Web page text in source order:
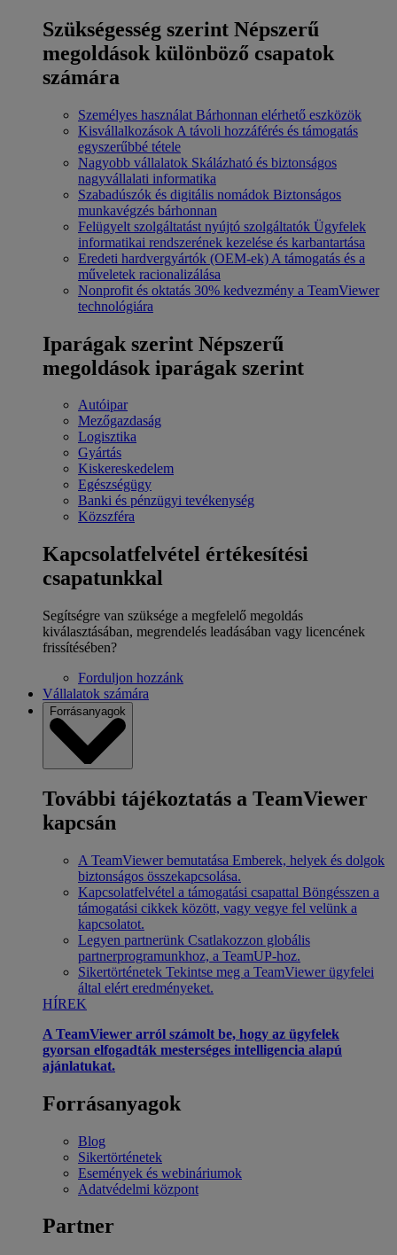
Szükségesség szerint Népszerű
megoldások különböző csapatok
számára
Személyes használat Bárhonnan elérhető eszközök
Kisvállalkozások A távoli hozzáférés és támogatás
egyszerűbbé tétele
Nagyobb vállalatok Skálázható és biztonságos
nagyvállalati informatika
Szabadúszók és digitális nomádok Biztonságos
munkavégzés bárhonnan
Felügyelt szolgáltatást nyújtó szolgáltatók Ügyfelek
informatikai rendszerének kezelése és karbantartása
Eredeti hardvergyártók (OEM-ek) A támogatás és a
műveletek racionalizálása
Nonprofit és oktatás 30% kedvezmény a TeamViewer
technológiára
Iparágak szerint Népszerű
megoldások iparágak szerint
Autóipar
Mezőgazdaság
Logisztika
Gyártás
Kiskereskedelem
Egészségügy
Banki és pénzügyi tevékenység
Közszféra
Kapcsolatfelvétel értékesítési
csapatunkkal
Segítségre van szüksége a megfelelő megoldás
kiválasztásában, megrendelés leadásában vagy licencének
frissítésében?
Forduljon hozzánk
Vállalatok számára
Forrásanyagok
További tájékoztatás a TeamViewer
kapcsán
A TeamViewer bemutatása Emberek, helyek és dolgok
biztonságos összekapcsolása.
Kapcsolatfelvétel a támogatási csapattal Böngésszen a
támogatási cikkek között, vagy vegye fel velünk a
kapcsolatot.
Legyen partnerünk Csatlakozzon globális
partnerprogramunkhoz, a TeamUP-hoz.
Sikertörténetek Tekintse meg a TeamViewer ügyfelei
által elért eredményeket.
HÍREK
A TeamViewer arról számolt be, hogy az ügyfelek
gyorsan elfogadták mesterséges intelligencia alapú
ajánlatukat.
Forrásanyagok
Blog
Sikertörténetek
Események és webináriumok
Adatvédelmi központ
Partner